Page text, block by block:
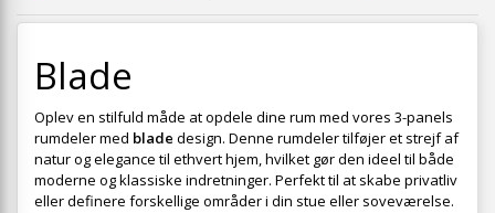
Blade
Oplev en stilfuld måde at opdele dine rum med vores 3-panels
rumdeler med blade design. Denne rumdeler tilføjer et strejf af
natur og elegance til ethvert hjem, hvilket gør den ideel til både
moderne og klassiske indretninger. Perfekt til at skabe privatliv
eller definere forskellige områder i din stue eller soveværelse.